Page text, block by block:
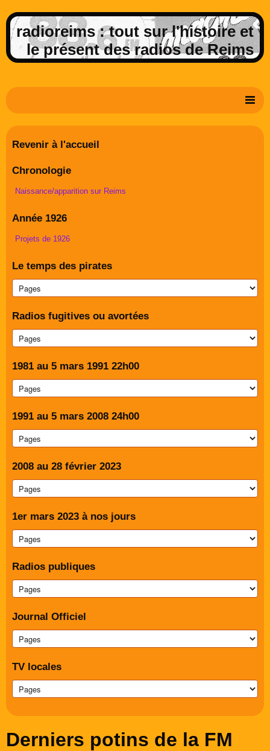
radioreims : tout sur l'histoire et
le présent des radios de Reims
Derniers potins de la FM rémoise
Livre d'or
Contact
Album Photos
Revenir à l'accueil
Chronologie
Naissance/apparition sur Reims
Année 1926
Projets de 1926
Le temps des pirates
Radios fugitives ou avortées
1981 au 5 mars 1991 22h00
1991 au 5 mars 2008 24h00
2008 au 28 février 2023
1er mars 2023 à nos jours
Radios publiques
Journal Officiel
TV locales
Derniers potins de la FM